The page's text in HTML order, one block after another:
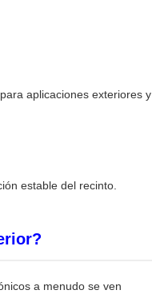
aplicaciones exteriores y
estable del recinto.
a menudo se ven